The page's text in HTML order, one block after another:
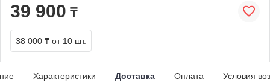
39 900 ₸
38 000 ₸ от 10 шт.
Характеристики Доставка Оплата Условия